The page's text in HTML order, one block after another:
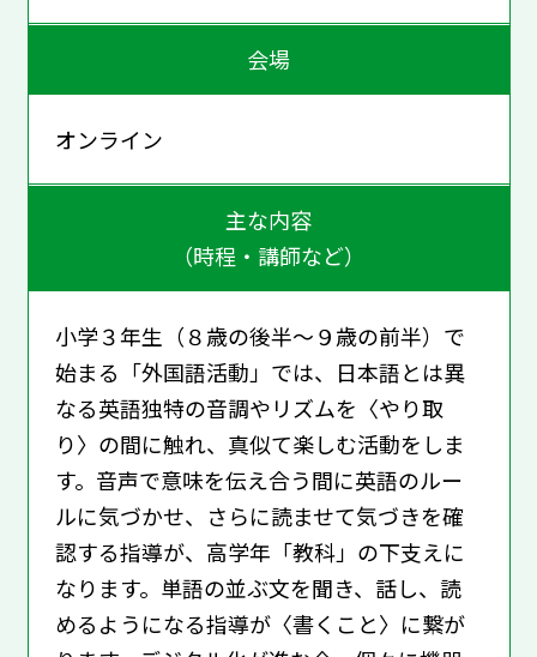
会場
オンライン
主な内容
（時程・講師など）
小学３年生（８歳の後半～９歳の前半）で
始まる「外国語活動」では、日本語とは異
なる英語独特の音調やリズムを〈やり取
り〉の間に触れ、真似て楽しむ活動をしま
す。音声で意味を伝え合う間に英語のルー
ルに気づかせ、さらに読ませて気づきを確
認する指導が、高学年「教科」の下支えに
なります。単語の並ぶ文を聞き、話し、読
めるようになる指導が〈書くこと〉に繋が